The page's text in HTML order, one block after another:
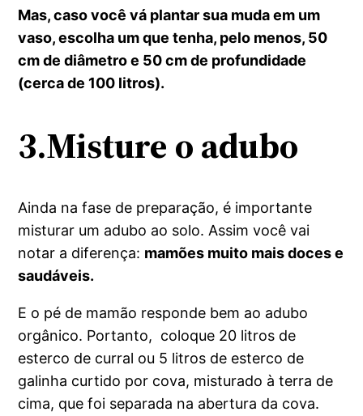
Mas, caso você vá plantar sua muda em um
vaso, escolha um que tenha, pelo menos, 50
cm de diâmetro e 50 cm de profundidade
(cerca de 100 litros).
3.Misture o adubo
Ainda na fase de preparação, é importante
misturar um adubo ao solo. Assim você vai
notar a diferença: mamões muito mais doces e
saudáveis.
E o pé de mamão responde bem ao adubo
orgânico. Portanto, coloque 20 litros de
esterco de curral ou 5 litros de esterco de
galinha curtido por cova, misturado à terra de
cima, que foi separada na abertura da cova.